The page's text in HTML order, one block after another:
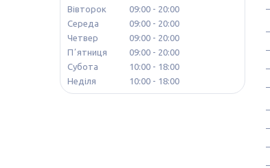
Вівторок
09:00
20:00
Середа
09:00
20:00
Четвер
09:00
20:00
Пʼятниця
09:00
20:00
Субота
10:00
18:00
Неділя
10:00 18:00